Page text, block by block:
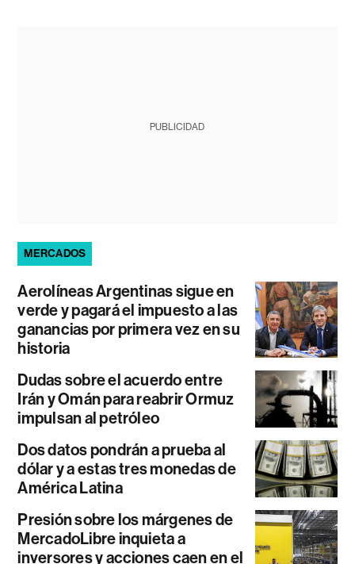
PUBLICIDAD
MERCADOS
Aerolíneas Argentinas sigue en
verde y pagará el impuesto a las
ganancias por primera vez en su
historia
Dudas sobre el acuerdo entre
Irán y Omán para reabrir Ormuz
impulsan al petróleo
Dos datos pondrán a prueba al
dólar y a estas tres monedas de
América Latina
Presión sobre los márgenes de
MercadoLibre inquieta a
inversores y acciones caen en el